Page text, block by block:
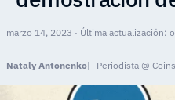
marzo 14, 2023 · Última actualización:
Nataly Antonenko Periodista @